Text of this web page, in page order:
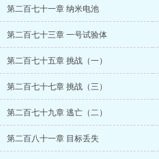
第二百七十一章 纳米电池
第二百七十三章 一号试验体
第二百七十五章 挑战（一）
第二百七十七章 挑战（三）
第二百七十九章 逃亡（二）
第二百八十一章 目标丢失